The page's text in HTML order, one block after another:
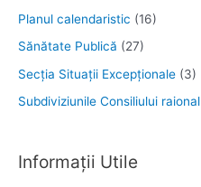
Planul calendaristic (16)
Sănătate Publică (27)
Secția Situații Excepționale (3)
Subdiviziunile Consiliului raional
Informații Utile